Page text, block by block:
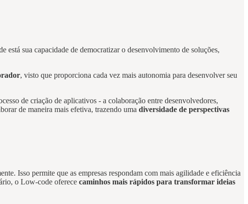
sua capacidade de democratizar o desenvolvimento de soluções,
, visto que proporciona cada vez mais autonomia para desenvolver seu
de criação de aplicativos - a colaboração entre desenvolvedores,
de maneira mais efetiva, trazendo uma diversidade de perspectivas
Isso permite que as empresas respondam com mais agilidade e eficiência
o Low-code oferece caminhos mais rápidos para transformar ideias